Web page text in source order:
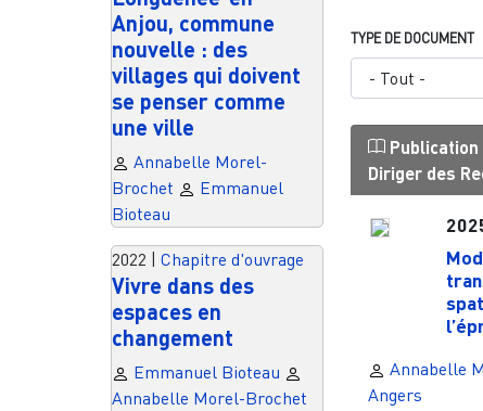
Anjou, commune
nouvelle : des
villages qui doivent
se penser comme
une ville
Annabelle Morel-
Brochet
Emmanuel
Bioteau
2022 Chapitre d'ouvrage
Vivre dans des
espaces en
changement
Emmanuel Bioteau
Annabelle Morel-Brochet
TYPE DE DOCUMENT
Publication
Diriger des
Annabelle
Angers